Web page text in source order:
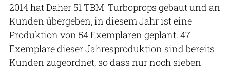
2014 hat Daher 51 TBM-Turboprops gebaut und an
Kunden übergeben, in diesem Jahr ist eine
Produktion von 54 Exemplaren geplant. 47
Exemplare dieser Jahresproduktion sind bereits
Kunden zugeordnet, so dass nur noch sieben